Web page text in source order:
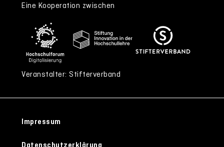
Eine Kooperation zwischen
Veranstalter: Stifterverband
Impressum
Datenschutzerklärung